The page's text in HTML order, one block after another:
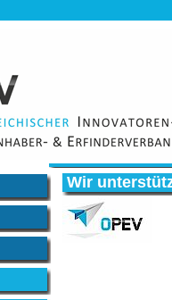
Wir